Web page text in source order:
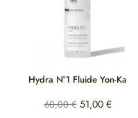
Hydra N°1 Fluide Yon-Ka
60,00€ 51,00 €